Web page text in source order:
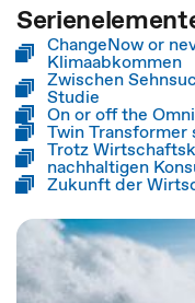
ChangeNow or
Klimaabkommen
Zwischen
Studie
On or off the
Twin
Trotz
nachhaltigen
Zukunft der